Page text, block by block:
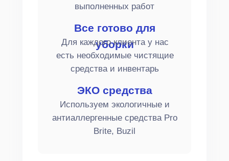
ЭКО средства
Используем экологичные и
антиаллергенные средства Pro
Brite, Buzil
Все готово для
уборки
Для каждого клиента у нас
есть необходимые чистящие
средства и инвентарь
выполненных работ